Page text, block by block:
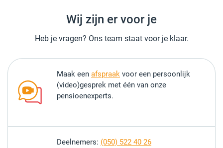
Wij zijn er voor je
Heb je vragen? Ons team staat voor je klaar.
Maak een afspraak voor een persoonlijk
(video)gesprek met één van onze
pensioenexperts.
Deelnemers: (050) 522 40 26